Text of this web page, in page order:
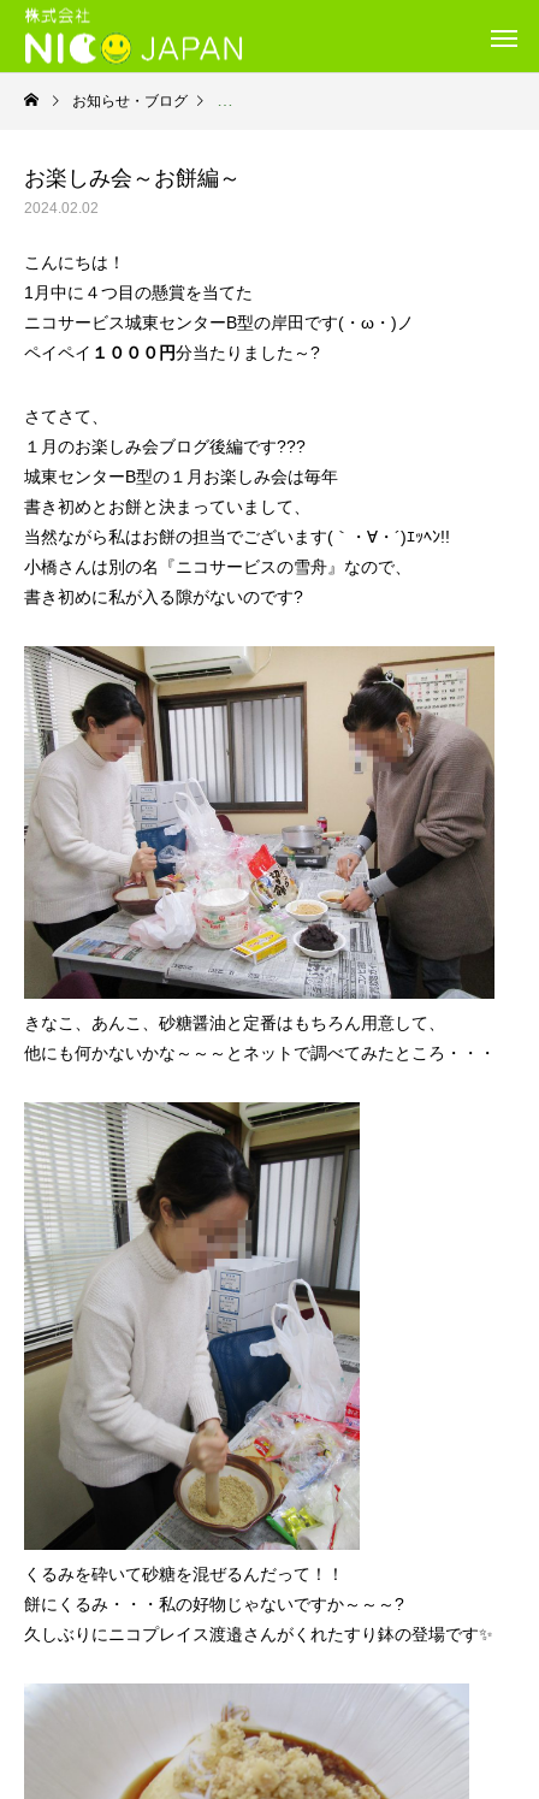
お知らせ・ブログ 就労継続支援Ｂ型・ニコサービス城東センター
お楽しみ会～お餅編～
2024.02.02
こんにちは！
1月中に４つ目の懸賞を当てた
ニコサービス城東センターB型の岸田です(・ω・)ノ
ペイペイ １０００円分当たりました～?
さてさて、
１月のお楽しみ会ブログ後編です???
城東センターB型の１月お楽しみ会は毎年
書き初めとお餅と決まっていまして、
当然ながら私はお餅の担当でございます(｀・∀・´)ｴｯﾍﾝ!!
小橋さんは別の名『ニコサービスの雪舟』なので、
書き初めに私が入る隙がないのです?
きなこ、あんこ、砂糖醤油と定番はもちろん用意して、
他にも何かないかな～～～とネットで調べてみたところ・・・
くるみを砕いて砂糖を混ぜるんだって！！
餅にくるみ・・・私の好物じゃないですか～～～?
久しぶりにニコプレイス渡邉さんがくれたすり鉢の登場です✨